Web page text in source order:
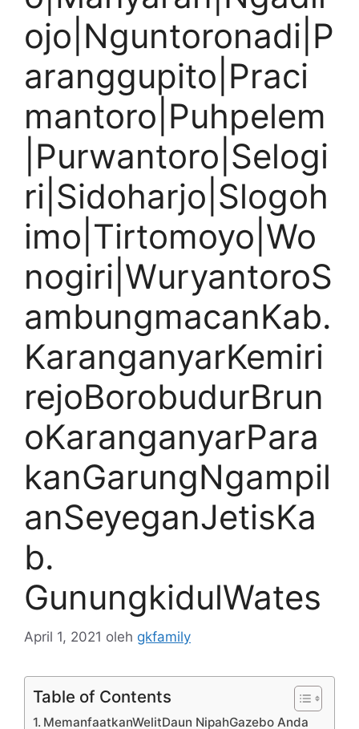
ojo|Nguntoronadi|P
aranggupito|Praci
mantoro|Puhpelem
|Purwantoro|Selogi
ri|Sidoharjo|Slogoh
imo|Tirtomoyo|Wo
nogiri|WuryantoroS
ambungmacanKab.
KaranganyarKemiri
rejoBorobudurBrun
oKaranganyarPara
kanGarungNgampil
anSeyeganJetisKa
b.
GunungkidulWates
April 1, 2021 oleh gkfamily
Table of Contents
MemanfaatkanWelitDaun NipahGazebo Anda